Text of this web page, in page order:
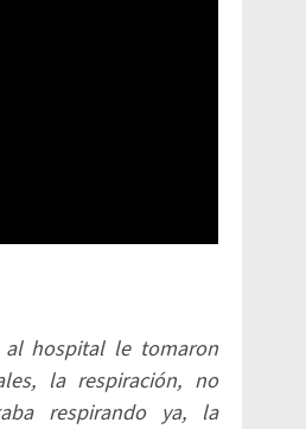
al hospital le tomaron
la respiración, no
respirando ya, la